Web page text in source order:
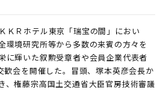
ＫＲホテル東京「瑞宝の間」におい
環境研究所等から多数の来賓の方々を
に輝いた叙勲受章者や会員企業代表者
歓会を開催した。冒頭、塚本英彦会長か
、権藤宗高国土交通省大臣官房技術審議